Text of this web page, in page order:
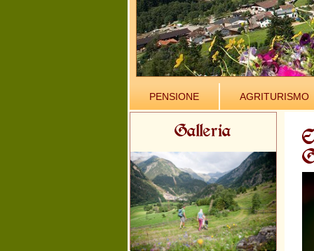
PENSIONE AGRITURISMO
Galleria